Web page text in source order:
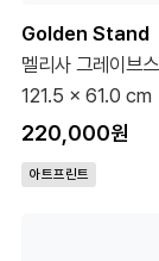
Golden Stand
멜리사 그레이브
121.5 x 61.0 cm
220,000원
아트프린트